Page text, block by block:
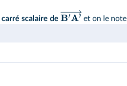
carré scalaire de B′A′ et on le note